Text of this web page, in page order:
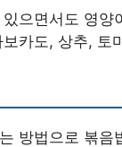
으면서도 영
카도, 상추, 토
방법으로 볶